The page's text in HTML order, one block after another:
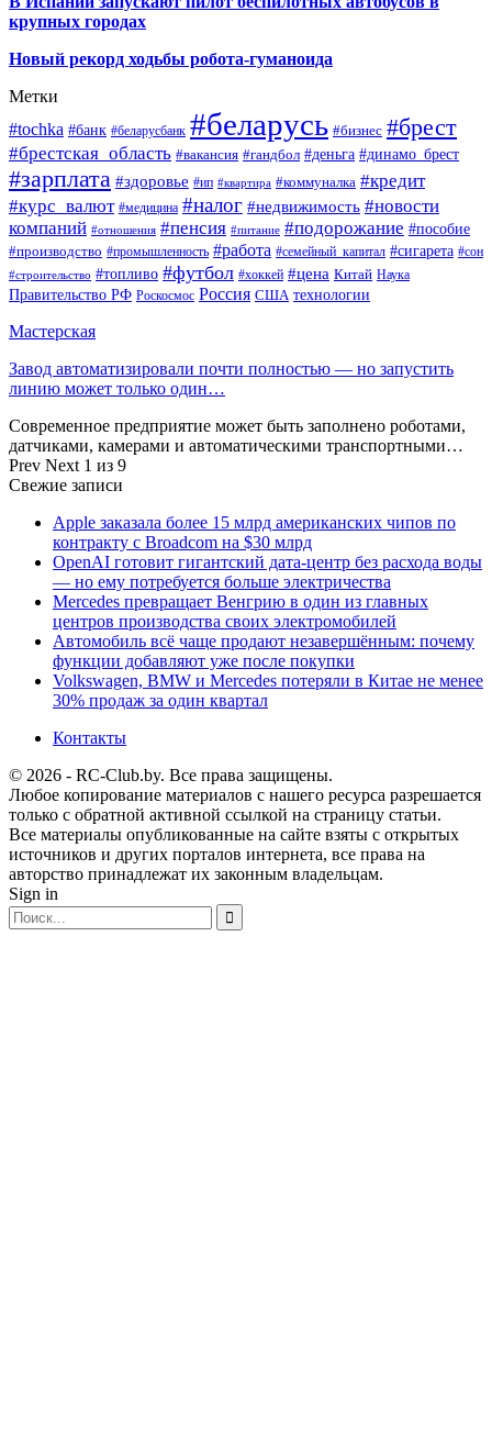
крупных городах
Новый рекорд ходьбы робота-гуманоида
Метки
#tochka #банк #беларусбанк #беларусь #бизнес #брест
#брестская_область #вакансия #гандбол #деньга #динамо_брест
#зарплата #здоровье #ип #квартира #коммуналка #кредит
#курс_валют #медицина #налог #недвижимость #новости
компаний #отношения #пенсия #питание #подорожание #пособие
#производство #промышленность #работа #семейный_капитал #сигарета #сон
#строительство #топливо #футбол #хоккей #цена Китай Наука
Правительство РФ Роскосмос Россия США технологии
Мастерская
Завод автоматизировали почти полностью — но запустить
линию может только один…
Современное предприятие может быть заполнено роботами,
датчиками, камерами и автоматическими транспортными…
Prev Next 1 из 9
Свежие записи
Apple заказала более 15 млрд американских чипов по
контракту с Broadcom на $30 млрд
OpenAI готовит гигантский дата-центр без расхода воды
— но ему потребуется больше электричества
Mercedes превращает Венгрию в один из главных
центров производства своих электромобилей
Автомобиль всё чаще продают незавершённым: почему
функции добавляют уже после покупки
Volkswagen, BMW и Mercedes потеряли в Китае не менее
30% продаж за один квартал
Контакты
© 2026 - RC-Club.by. Все права защищены.
Любое копирование материалов с нашего ресурса разрешается
только с обратной активной ссылкой на страницу статьи.
Все материалы опубликованные на сайте взяты с открытых
источников и других порталов интернета, все права на
авторство принадлежат их законным владельцам.
Sign in